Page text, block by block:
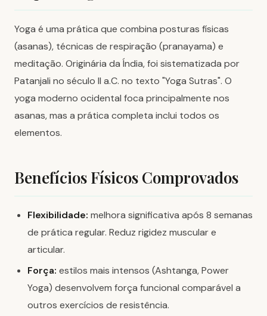
Yoga é uma prática que combina posturas físicas
(asanas), técnicas de respiração (pranayama) e
meditação. Originária da Índia, foi sistematizada por
Patanjali no século II a.C. no texto "Yoga Sutras". O
yoga moderno ocidental foca principalmente nos
asanas, mas a prática completa inclui todos os
elementos.
Benefícios Físicos Comprovados
Flexibilidade: melhora significativa após 8 semanas
de prática regular. Reduz rigidez muscular e
articular.
Força: estilos mais intensos (Ashtanga, Power
Yoga) desenvolvem força funcional comparável a
outros exercícios de resistência.